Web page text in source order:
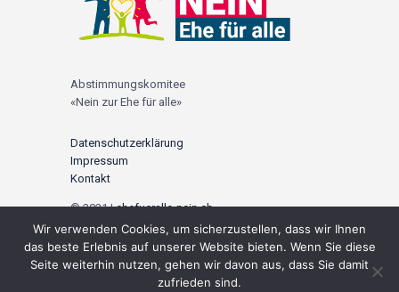
Abstimmungskomitee
«Nein zur Ehe für alle»
Datenschutzerklärung
Impressum
Kontakt
© 2021 |ehefueralle-nein.ch
Social Media
Wir verwenden Cookies, um sicherzustellen, dass wir Ihnen
das beste Erlebnis auf unserer Website bieten. Wenn Sie diese
Seite weiterhin nutzen, gehen wir davon aus, dass Sie damit
zufrieden sind.